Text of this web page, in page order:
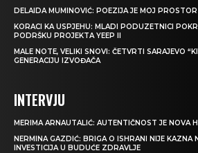
DELAIDA MUMINOVIĆ: POEZIJA JE MOJ
KORACI KA USPJEHU: MLADI PODUZETNICI
PODRŠKU PROJEKTA YEEP II
MALE NOTE, VELIKI SNOVI: ČETVRTI SARAJEVO
GENERACIJU IZVOĐAČA
INTERVJU
MERIMA ARNAUTALIĆ: AUTENTIČNOST JE NOVA
NERMINA GAZDIĆ: BRIGA O ISHRANI NIJE KAZNA
INVESTICIJA U BUDUĆE ZDRAVLJE